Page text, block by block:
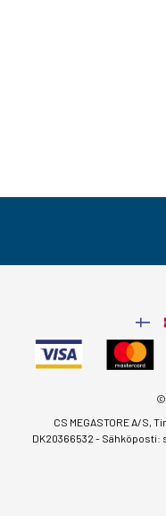
©
CS MEGASTORE A/S,
DK20366532 - Sähköposti: